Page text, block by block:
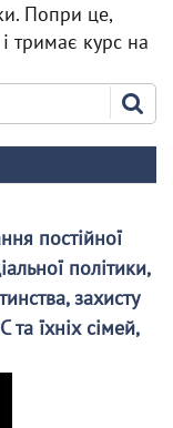
Попри це,
тримає курс на
постійної
політики,
захисту
їхніх сімей,